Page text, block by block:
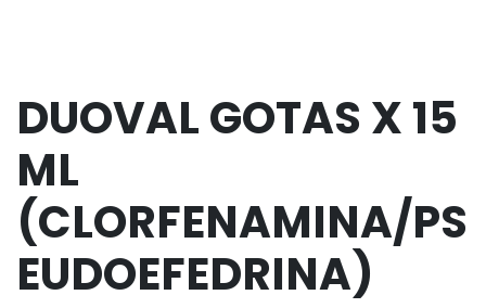
DUOVAL GOTAS X 15
ML
(CLORFENAMINA/PS
EUDOEFEDRINA)